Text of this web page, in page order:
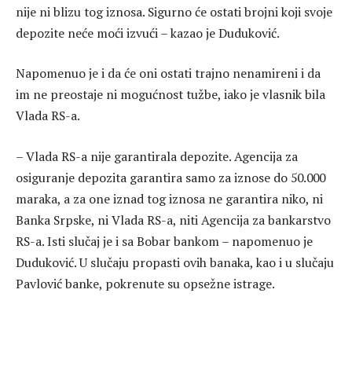
nije ni blizu tog iznosa. Sigurno će ostati brojni koji svoje
depozite neće moći izvući – kazao je Duduković.
Napomenuo je i da će oni ostati trajno nenamireni i da
im ne preostaje ni mogućnost tužbe, iako je vlasnik bila
Vlada RS-a.
– Vlada RS-a nije garantirala depozite. Agencija za
osiguranje depozita garantira samo za iznose do 50.000
maraka, a za one iznad tog iznosa ne garantira niko, ni
Banka Srpske, ni Vlada RS-a, niti Agencija za bankarstvo
RS-a. Isti slučaj je i sa Bobar bankom – napomenuo je
Duduković. U slučaju propasti ovih banaka, kao i u slučaju
Pavlović banke, pokrenute su opsežne istrage.